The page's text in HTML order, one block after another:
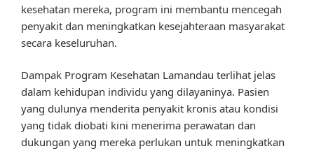
kesehatan mereka, program ini membantu mencegah
penyakit dan meningkatkan kesejahteraan masyarakat
secara keseluruhan.
Dampak Program Kesehatan Lamandau terlihat jelas
dalam kehidupan individu yang dilayaninya. Pasien
yang dulunya menderita penyakit kronis atau kondisi
yang tidak diobati kini menerima perawatan dan
dukungan yang mereka perlukan untuk meningkatkan